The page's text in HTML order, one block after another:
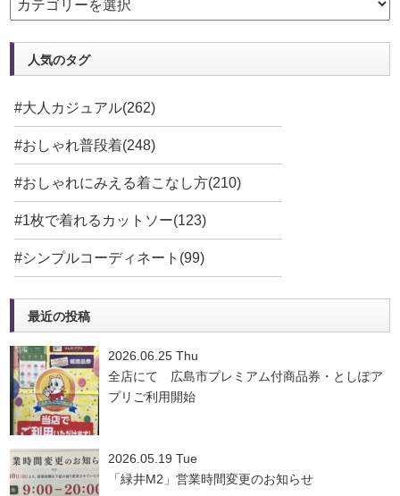
人気のタグ
#大人カジュアル(262)
#おしゃれ普段着(248)
#おしゃれにみえる着こなし方(210)
#1枚で着れるカットソー(123)
#シンプルコーディネート(99)
最近の投稿
2026.06.25 Thu
全店にて 広島市プレミアム付商品券・としぽア
プリご利用開始
2026.05.19 Tue
「緑井M2」営業時間変更のお知らせ